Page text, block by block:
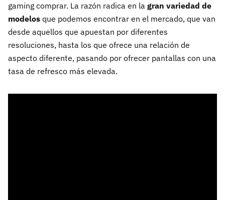
gaming comprar. La razón radica en la gran variedad de
modelos que podemos encontrar en el mercado, que van
desde aquellos que apuestan por diferentes
resoluciones, hasta los que ofrece una relación de
aspecto diferente, pasando por ofrecer pantallas con una
tasa de refresco más elevada.